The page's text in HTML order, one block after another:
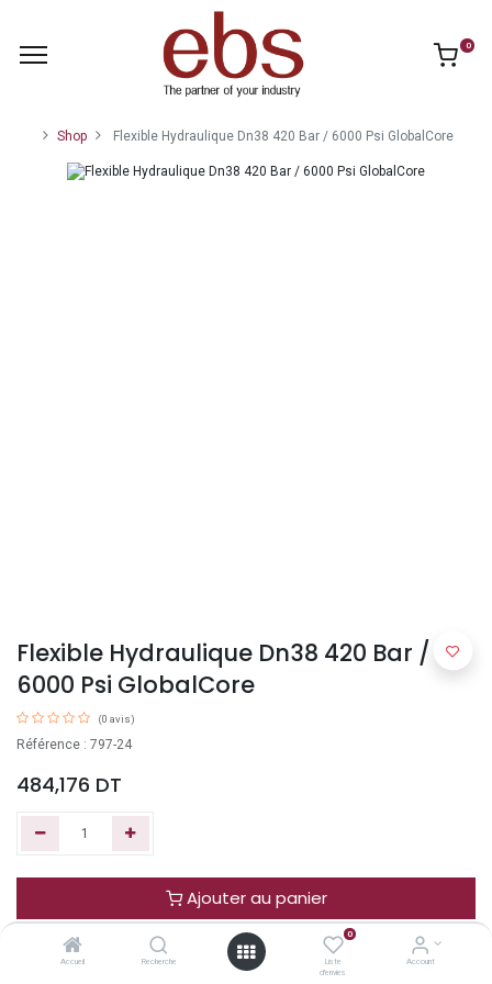
Accueil Recherche
0
Liste
d'envies
Account
0
Shop Flexible Hydraulique Dn38 420 Bar / 6000 Psi GlobalCore
Flexible Hydraulique Dn38 420 Bar /
6000 Psi GlobalCore
(0 avis)
Référence : 797-24
484,176 DT
Ajouter au panier
Acheter maintenant